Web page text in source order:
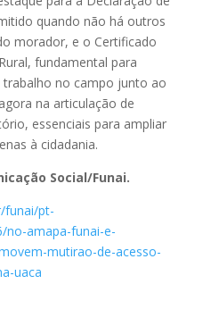
quando não há outros
morador, e o Certificado
fundamental para
no campo junto ao
na articulação de
essenciais para ampliar
à cidadania.
Social/Funai.
funai/pt-
no-amapa-funai-e-
mutirao-de-acesso-
uaca